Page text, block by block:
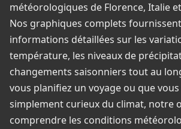
météorologiques de Florence, Italie
Nos graphiques complets
informations détaillées sur les
température, les niveaux de
changements saisonniers tout au
vous planifiez un voyage ou que vous
simplement curieux du climat, notre
comprendre les conditions